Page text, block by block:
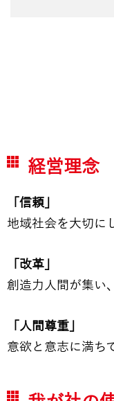
経営理念
「信頼」
地域社会を大切に
「改革」
創造力人間が集い
「人間尊重」
意欲と意志に満ち